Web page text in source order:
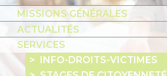
MISSIONS GÉNÉRALES
ACTUALITÉS
SERVICES
INFO-DROITS-VICTIMES